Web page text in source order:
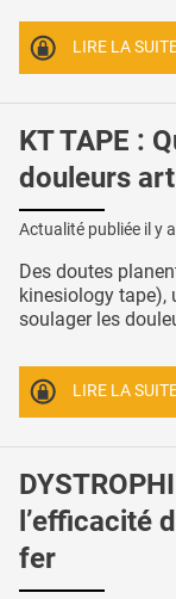
LIRE LA
KT TAPE :
douleurs
Actualité publiée il y a
Des doutes
kinesiology tape),
soulager les
LIRE LA
l’efficacité
fer